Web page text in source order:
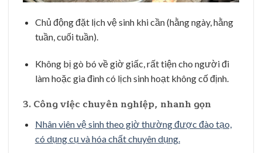
Chủ động đặt lịch vệ sinh khi cần (hằng ngày, hằng
tuần, cuối tuần).
Không bị gò bó về giờ giấc, rất tiện cho người đi
làm hoặc gia đình có lịch sinh hoạt không cố định.
3. Công việc chuyên nghiệp, nhanh gọn
Nhân viên vệ sinh theo giờ thường được đào tạo,
có dụng cụ và hóa chất chuyên dụng.